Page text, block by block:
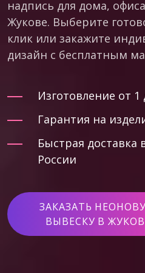
надпись для дома,
Жукове. Выберите
клик или закажите
дизайн с бесплатным
Изготовление от 1
Гарантия на
Быстрая доставка
России
ЗАКАЗАТЬ
ВЫВЕСКУ В